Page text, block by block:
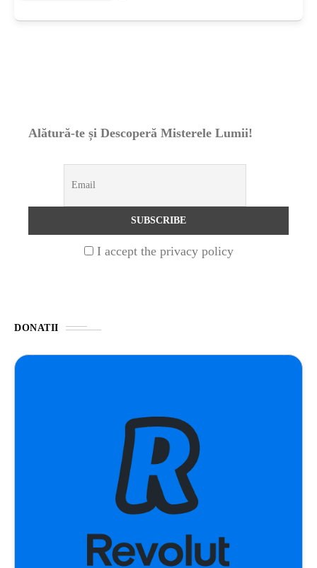
Alătură-te și Descoperă Misterele Lumii!
I accept the privacy policy
DONATII
APLICATIA
ȘTIINȚA 1 year ago
Pământului: Mit sau Realitate?
2 years ago
Seriale turcesti:Top 5 cele mai bune seriale
poti debloca